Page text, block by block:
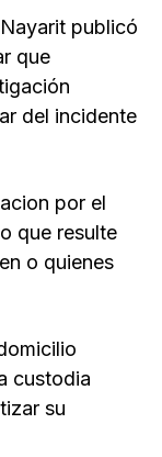
publicó
que
del incidente
por el
que resulte
o quienes
custodia
su